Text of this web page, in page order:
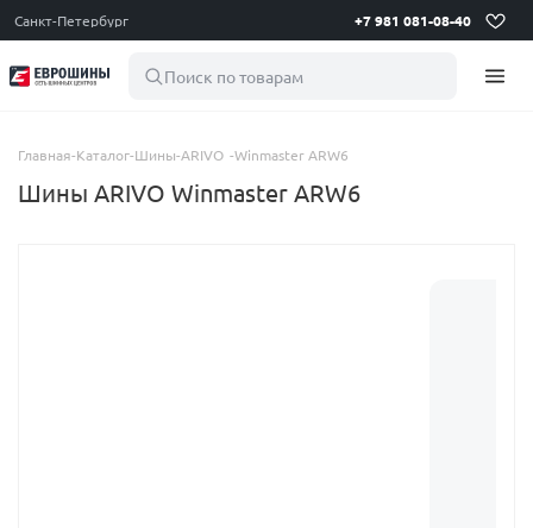
Санкт-Петербург +7 981 081-08-40
Поиск по товарам
Главная-Каталог-Шины-ARIVO -Winmaster ARW6
Шины ARIVO Winmaster ARW6